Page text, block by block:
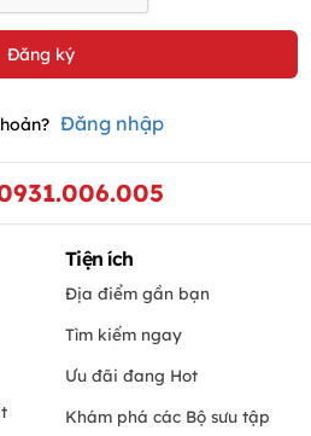
Đăng nhập
Tiện ích
Địa điểm gần bạn
Tìm kiếm ngay
Ưu đãi đang Hot
Khám phá các Bộ sưu tập